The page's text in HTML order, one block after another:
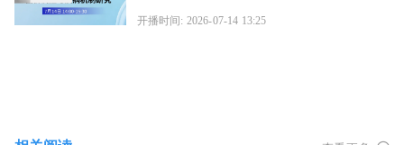
开播时间: 2026-07-14 13:25